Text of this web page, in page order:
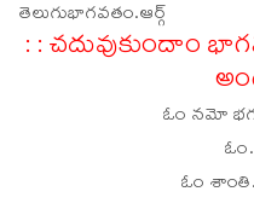
తెలుగుభాగవతం.ఆర్గ్
: : చదువుకుందాం
ఓం నమో
ఓం